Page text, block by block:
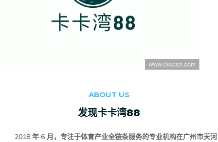
ABOUT US
发现卡卡湾88
2018 年 6 月，专注于体育产业全链条服务的专业机构在广州市天河